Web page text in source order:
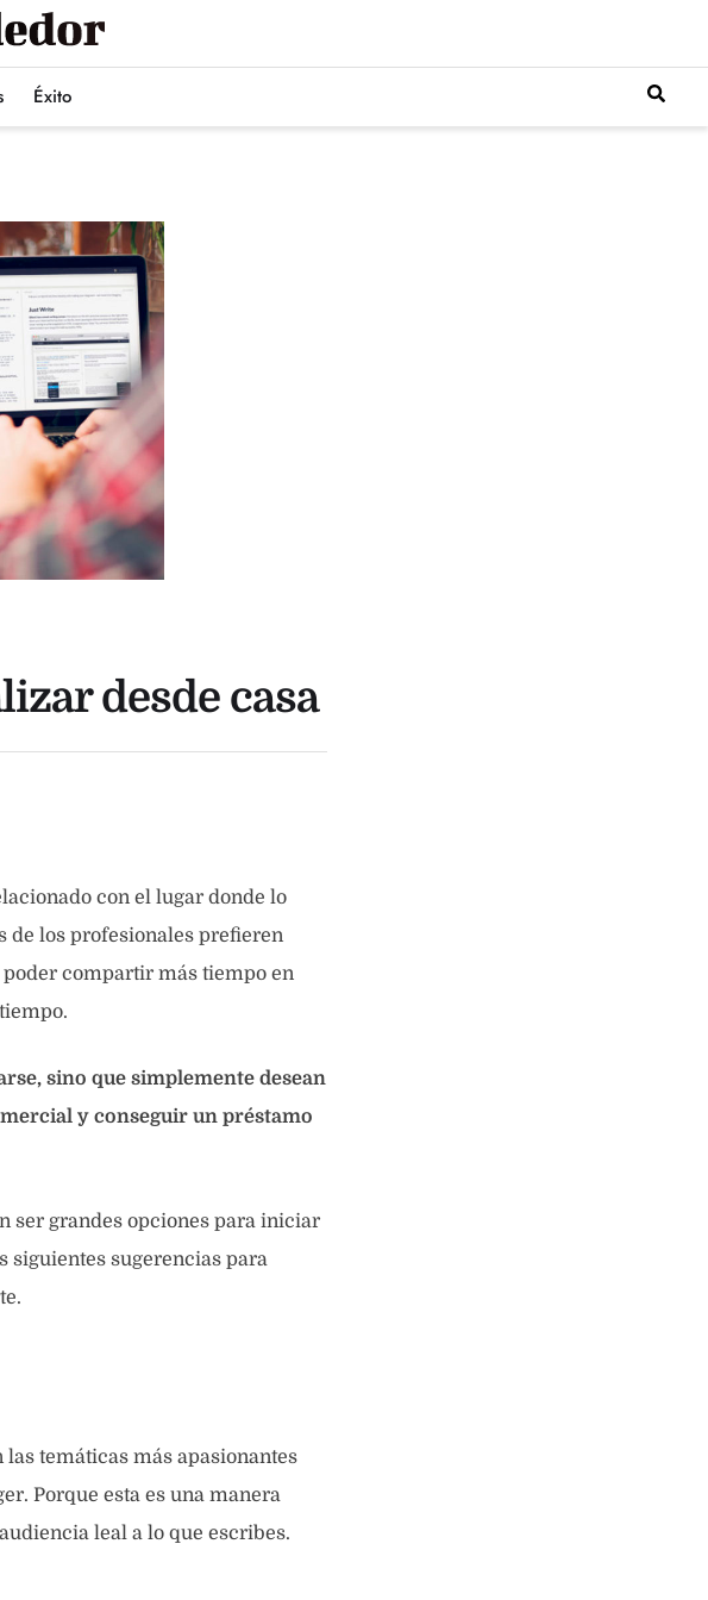
Éxito
desde casa
con el lugar donde lo
de los profesionales prefieren
compartir más tiempo en
sino que simplemente desean
y conseguir un préstamo
ser grandes opciones para iniciar
siguientes sugerencias para
temáticas más apasionantes
Porque esta es una manera
leal a lo que escribes.